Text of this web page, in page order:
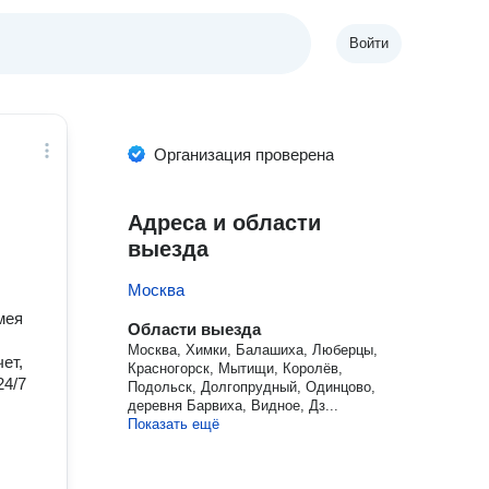
Войти
7
Организация проверена
Адреса и области
выезда
Москва
Области выезда
Москва, Химки, Балашиха, Люберцы,
Красногорск, Мытищи, Королёв,
Подольск, Долгопрудный, Одинцово,
деревня Барвиха, Видное, Дз...
Показать ещё